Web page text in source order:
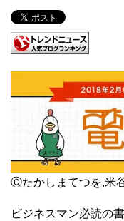
Ⓒたかしまてつを,米
ビジネスマン必読の